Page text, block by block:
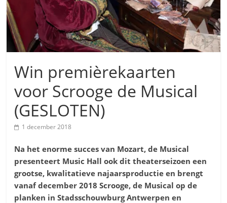
Win premièrekaarten
voor Scrooge de Musical
(GESLOTEN)
1 december 2018
Na het enorme succes van Mozart, de Musical
presenteert Music Hall ook dit theaterseizoen een
grootse, kwalitatieve najaarsproductie en brengt
vanaf december 2018 Scrooge, de Musical op de
planken in Stadsschouwburg Antwerpen en